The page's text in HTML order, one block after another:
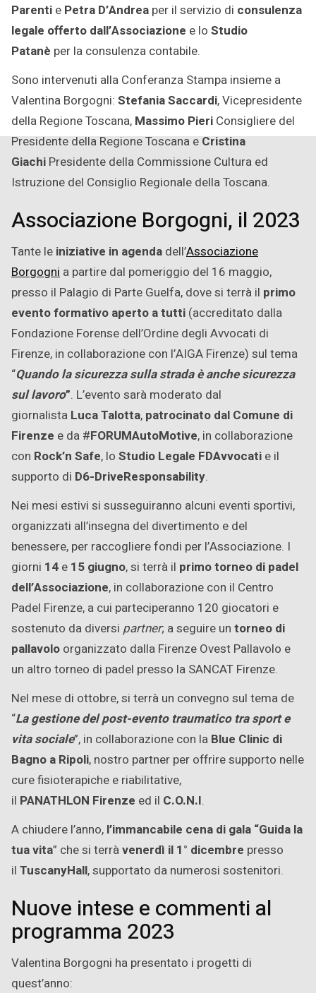
Parenti e Petra D’Andrea per il servizio di consulenza
legale offerto dall’Associazione e lo Studio
Patanè per la consulenza contabile.
Sono intervenuti alla Conferanza Stampa insieme a
Valentina Borgogni: Stefania Saccardi, Vicepresidente
della Regione Toscana, Massimo Pieri Consigliere del
Presidente della Regione Toscana eCristina
Giachi Presidente della Commissione Cultura ed
Istruzione del Consiglio Regionale della Toscana.
Associazione Borgogni, il 2023
Tante le iniziative in agenda dell’Associazione
Borgogni a partire dal pomeriggio del 16 maggio,
presso il Palagio di Parte Guelfa, dove si terrà il primo
evento formativo aperto a tutti (accreditato dalla
Fondazione Forense dell’Ordine degli Avvocati di
Firenze, in collaborazione con l’AIGA Firenze) sul tema
“Quando la sicurezza sulla strada è anche sicurezza
sul lavoro”. L’evento sarà moderato dal
giornalista Luca Talotta, patrocinato dal Comune di
Firenze e da #FORUMAutoMotive, in collaborazione
con Rock’n Safe, lo Studio Legale FDAvvocati e il
supporto di D6-DriveResponsability.
Nei mesi estivi si susseguiranno alcuni eventi sportivi,
organizzati all’insegna del divertimento e del
benessere, per raccogliere fondi per l’Associazione. I
giorni 14 e 15 giugno, si terrà il primo torneo di padel
dell’Associazione, in collaborazione con il Centro
Padel Firenze, a cui parteciperanno 120 giocatori e
sostenuto da diversi partner; a seguire un torneo di
pallavolo organizzato dalla Firenze Ovest Pallavolo e
un altro torneo di padel presso la SANCAT Firenze.
Nel mese di ottobre, si terrà un convegno sul tema de
“La gestione del post-evento traumatico tra sport e
vita sociale”, in collaborazione con la Blue Clinic di
Bagno a Ripoli, nostro partner per offrire supporto nelle
cure fisioterapiche e riabilitative,
il PANATHLON Firenze ed il C.O.N.I.
A chiudere l’anno, l’immancabile cena di gala “Guida la
tua vita” che si terràvenerdì il 1° dicembre presso
il TuscanyHall, supportato da numerosi sostenitori.
Nuove intese e commenti al
programma 2023
Valentina Borgogni ha presentato i progetti di
quest’anno: